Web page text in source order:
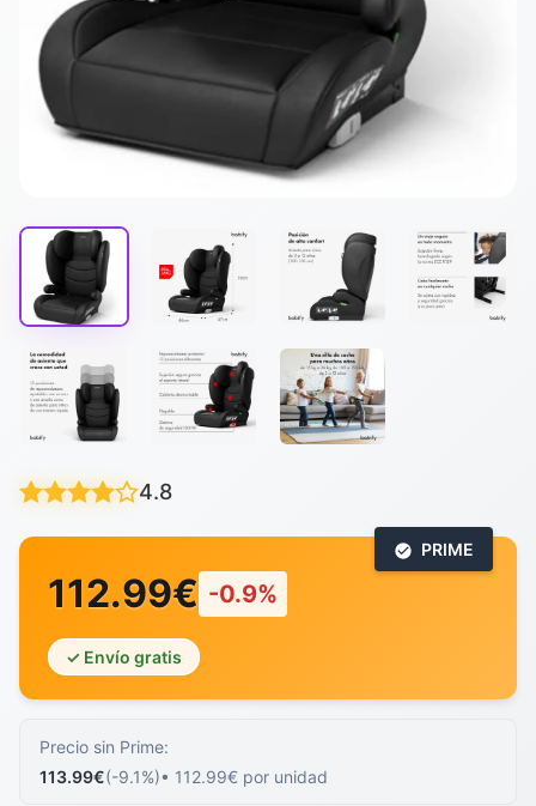
4.8
PRIME
112.99€ -0.9%
✓ Envío gratis
Precio sin Prime:
113.99€(-9.1%)• 112.99€ por unidad